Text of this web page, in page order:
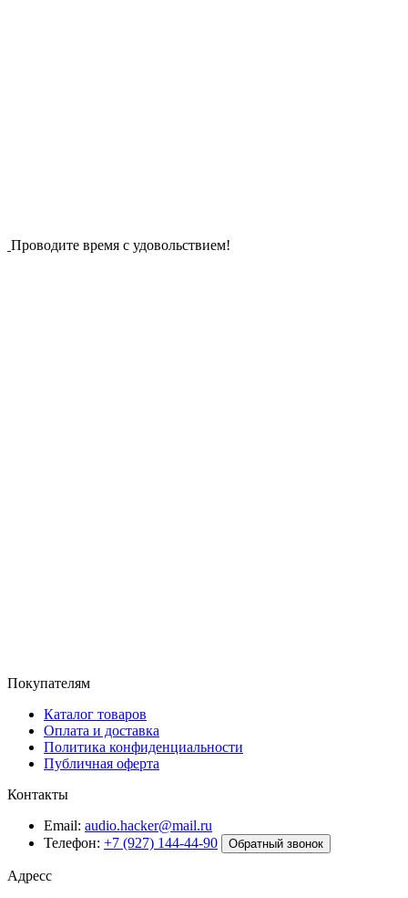
Проводите время с удовольствием!
Покупателям
Каталог товаров
Оплата и доставка
Политика конфиденциальности
Публичная оферта
Контакты
Email: audio.hacker@mail.ru
Телефон: +7 (927) 144-44-90 Обратный звонок
Адресс